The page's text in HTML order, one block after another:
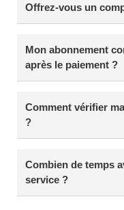
Offrez-vous un
Mon abonnement
après le paiement ?
Comment vérifier
?
Combien de temps
service ?